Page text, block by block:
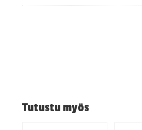
Tutustu myös